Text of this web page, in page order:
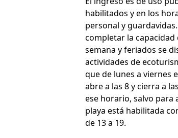
habilitados y en los
personal y
completar la capacidad
semana y feriados se
actividades de
que de lunes a viernes
abre a las 8 y cierra a
ese horario, salvo para
playa está habilitada
de 13 a 19.